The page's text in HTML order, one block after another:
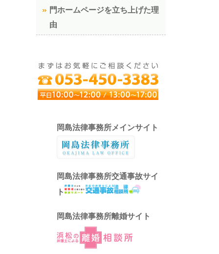
門ホームページを立ち上げた理
由
岡島法律事務所メインサイト
岡島法律事務所交通事故サイ
ト
岡島法律事務所離婚サイト